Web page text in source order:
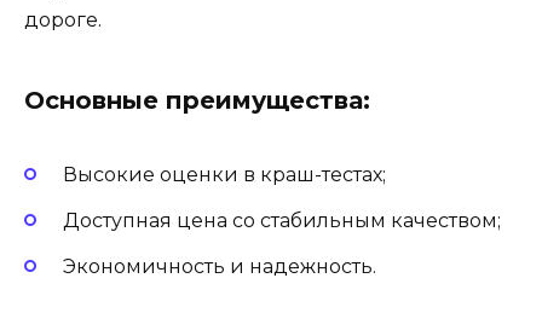
дороге.
Основные преимущества:
Высокие оценки в краш-тестах;
Доступная цена со стабильным качеством;
Экономичность и надежность.